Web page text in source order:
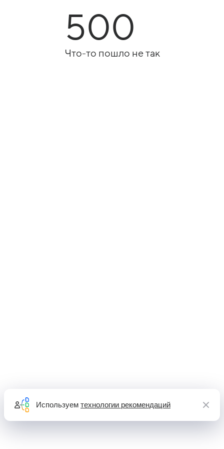
500
Что-то пошло не так
Используем технологии рекомендаций